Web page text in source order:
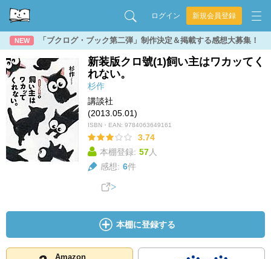
ログイン 新規会員登録
NEW 「ブクログ・ブック第二弾」制作決定＆掲載する感想大募集！
新装版クロ號(1)飼い主はワカッてく
れない。
杉作
講談社
(2013.05.01)
ISBN・EAN: 9784063649161
3.74
本棚登録: 57人
感想: 6件
本棚に登録する
Amazon